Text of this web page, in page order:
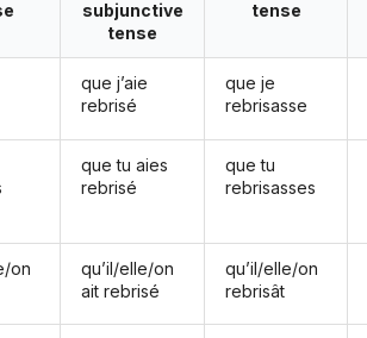
on
subjunctive
tense
que j’aie
rebrisé
que tu aies
rebrisé
qu’il/elle/on
ait rebrisé
tense
que je
rebrisasse
que tu
rebrisasses
qu’il/elle/on
rebrisât